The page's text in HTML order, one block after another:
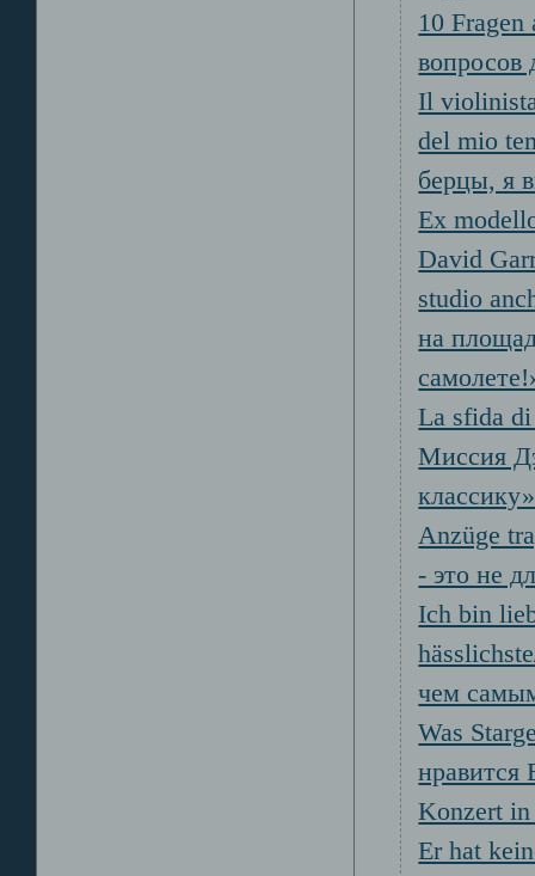
10
вопросов
Il
del mio
берцы, я
Ex
David
studio
на
La sfida
Миссия
классику»
Anzüge
- это не
Ich bin
чем
Was
нравится
Konzert
Er hat